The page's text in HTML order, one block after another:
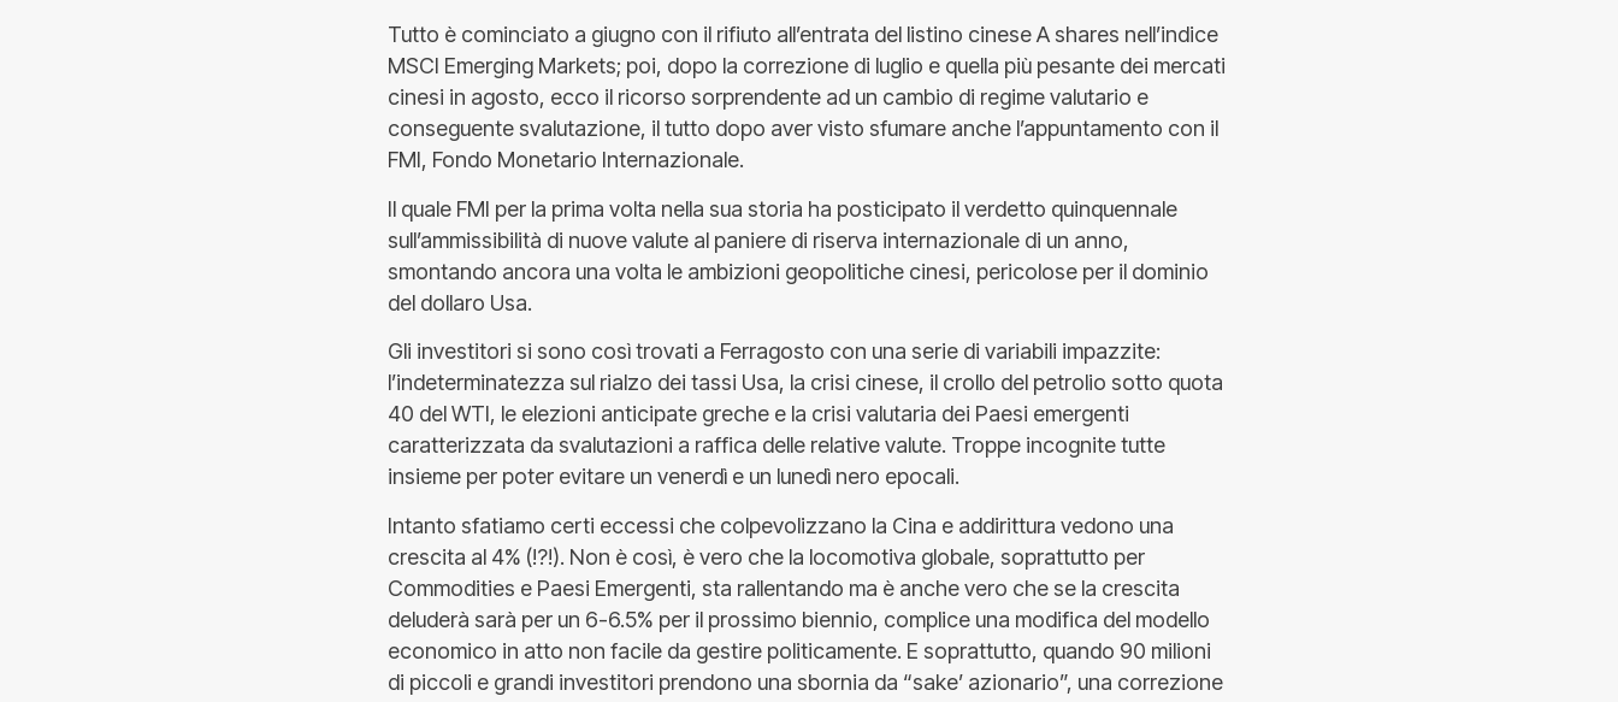
Tutto è cominciato a giugno con il rifiuto all’entrata del listino cinese A shares nell’indice
MSCI Emerging Markets; poi, dopo la correzione di luglio e quella più pesante dei mercati
cinesi in agosto, ecco il ricorso sorprendente ad un cambio di regime valutario e
conseguente svalutazione, il tutto dopo aver visto sfumare anche l’appuntamento con il
FMI, Fondo Monetario Internazionale.
Il quale FMI per la prima volta nella sua storia ha posticipato il verdetto quinquennale
sull’ammissibilità di nuove valute al paniere di riserva internazionale di un anno,
smontando ancora una volta le ambizioni geopolitiche cinesi, pericolose per il dominio
del dollaro Usa.
Gli investitori si sono così trovati a Ferragosto con una serie di variabili impazzite:
l’indeterminatezza sul rialzo dei tassi Usa, la crisi cinese, il crollo del petrolio sotto quota
40 del WTI, le elezioni anticipate greche e la crisi valutaria dei Paesi emergenti
caratterizzata da svalutazioni a raffica delle relative valute. Troppe incognite tutte
insieme per poter evitare un venerdì e un lunedì nero epocali.
Intanto sfatiamo certi eccessi che colpevolizzano la Cina e addirittura vedono una
crescita al 4% (!?!). Non è così, è vero che la locomotiva globale, soprattutto per
Commodities e Paesi Emergenti, sta rallentando ma è anche vero che se la crescita
deluderà sarà per un 6-6.5% per il prossimo biennio, complice una modifica del modello
economico in atto non facile da gestire politicamente. E soprattutto, quando 90 milioni
di piccoli e grandi investitori prendono una sbornia da “sake’ azionario”, una correzione